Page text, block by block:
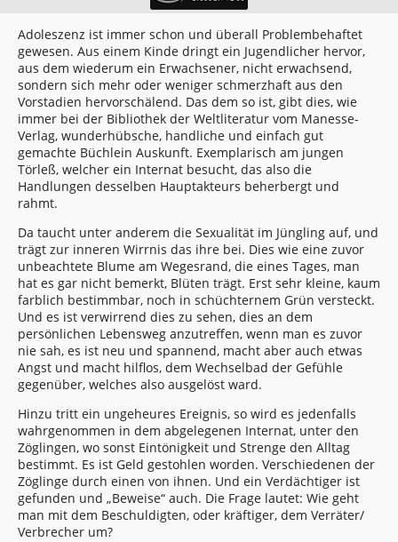
Adoleszenz ist immer schon und überall Problembehaftet
gewesen. Aus einem Kinde dringt ein Jugendlicher hervor,
aus dem wiederum ein Erwachsener, nicht erwachsend,
sondern sich mehr oder weniger schmerzhaft aus den
Vorstadien hervorschälend. Das dem so ist, gibt dies, wie
immer bei der Bibliothek der Weltliteratur vom Manesse-
Verlag, wunderhübsche, handliche und einfach gut
gemachte Büchlein Auskunft. Exemplarisch am jungen
Törleß, welcher ein Internat besucht, das also die
Handlungen desselben Hauptakteurs beherbergt und
rahmt.
Da taucht unter anderem die Sexualität im Jüngling auf, und
trägt zur inneren Wirrnis das ihre bei. Dies wie eine zuvor
unbeachtete Blume am Wegesrand, die eines Tages, man
hat es gar nicht bemerkt, Blüten trägt. Erst sehr kleine, kaum
farblich bestimmbar, noch in schüchternem Grün versteckt.
Und es ist verwirrend dies zu sehen, dies an dem
persönlichen Lebensweg anzutreffen, wenn man es zuvor
nie sah, es ist neu und spannend, macht aber auch etwas
Angst und macht hilflos, dem Wechselbad der Gefühle
gegenüber, welches also ausgelöst ward.
Hinzu tritt ein ungeheures Ereignis, so wird es jedenfalls
wahrgenommen in dem abgelegenen Internat, unter den
Zöglingen, wo sonst Eintönigkeit und Strenge den Alltag
bestimmt. Es ist Geld gestohlen worden. Verschiedenen der
Zöglinge durch einen von ihnen. Und ein Verdächtiger ist
gefunden und „Beweise“ auch. Die Frage lautet: Wie geht
man mit dem Beschuldigten, oder kräftiger, dem Verräter/
Verbrecher um?